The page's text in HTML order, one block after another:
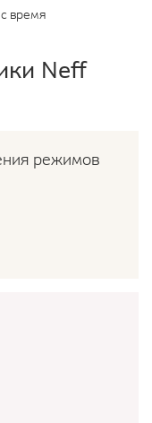
время
Neff
режимов